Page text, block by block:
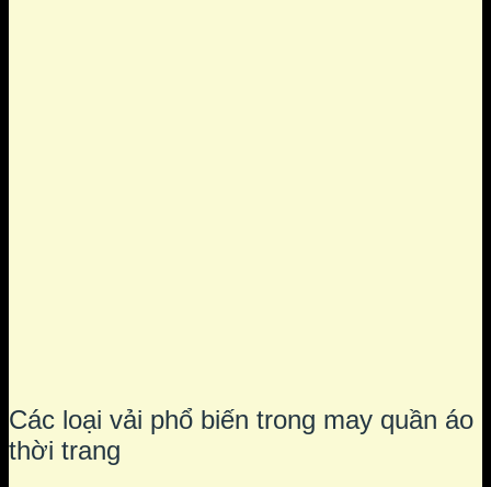
Các loại vải phổ biến trong may quần áo
thời trang